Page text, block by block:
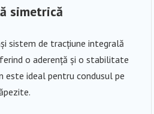
simetrică
sistem de tracțiune integrală
o aderență și o stabilitate
este ideal pentru condusul pe